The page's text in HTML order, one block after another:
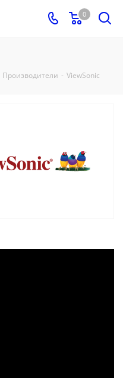
0
Производители - ViewSonic